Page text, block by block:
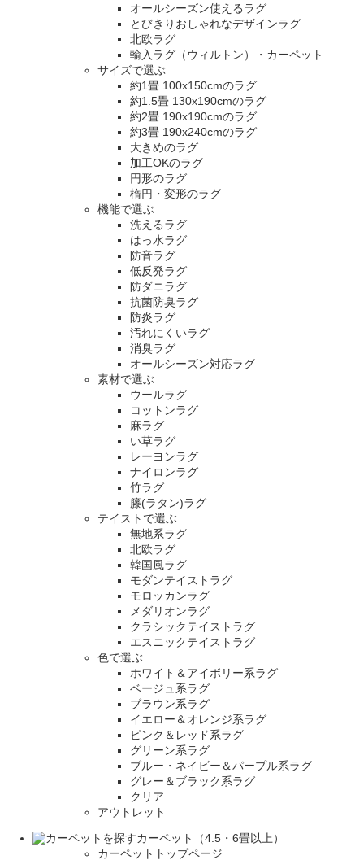
オールシーズン使えるラグ
とびきりおしゃれなデザインラグ
北欧ラグ
輸入ラグ（ウィルトン）・カーペット
サイズで選ぶ
約1畳 100x150cmのラグ
約1.5畳 130x190cmのラグ
約2畳 190x190cmのラグ
約3畳 190x240cmのラグ
大きめのラグ
加工OKのラグ
円形のラグ
楕円・変形のラグ
機能で選ぶ
洗えるラグ
はっ水ラグ
防音ラグ
低反発ラグ
防ダニラグ
抗菌防臭ラグ
防炎ラグ
汚れにくいラグ
消臭ラグ
オールシーズン対応ラグ
素材で選ぶ
ウールラグ
コットンラグ
麻ラグ
い草ラグ
レーヨンラグ
ナイロンラグ
竹ラグ
籐(ラタン)ラグ
テイストで選ぶ
無地系ラグ
北欧ラグ
韓国風ラグ
モダンテイストラグ
モロッカンラグ
メダリオンラグ
クラシックテイストラグ
エスニックテイストラグ
色で選ぶ
ホワイト＆アイボリー系ラグ
ベージュ系ラグ
ブラウン系ラグ
イエロー＆オレンジ系ラグ
ピンク＆レッド系ラグ
グリーン系ラグ
ブルー・ネイビー＆パープル系ラグ
グレー＆ブラック系ラグ
クリア
アウトレット
カーペット（4.5・6畳以上）
カーペットトップページ